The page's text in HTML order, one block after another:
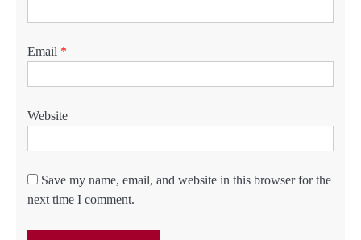
Email *
Website
Save my name, email, and website in this browser for the
next time I comment.